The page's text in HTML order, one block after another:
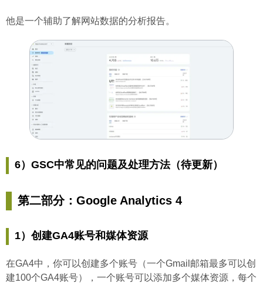
他是一个辅助了解网站数据的分析报告。
6）GSC中常见的问题及处理方法（待更新）
第二部分：Google Analytics 4
1）创建GA4账号和媒体资源
在GA4中，你可以创建多个账号（一个Gmail邮箱最多可以创
建100个GA4账号），一个账号可以添加多个媒体资源，每个